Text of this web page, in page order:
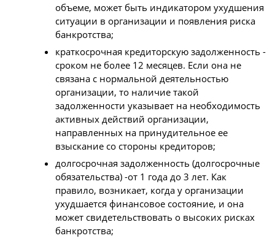
объеме, может быть индикатором ухудшения
ситуации в организации и появления риска
банкротства;
краткосрочная кредиторскую задолженность -
сроком не более 12 месяцев. Если она не
связана с нормальной деятельностью
организации, то наличие такой
задолженности указывает на необходимость
активных действий организации,
направленных на принудительное ее
взыскание со стороны кредиторов;
долгосрочная задолженность (долгосрочные
обязательства) -от 1 года до 3 лет. Как
правило, возникает, когда у организации
ухудшается финансовое состояние, и она
может свидетельствовать о высоких рисках
банкротства;